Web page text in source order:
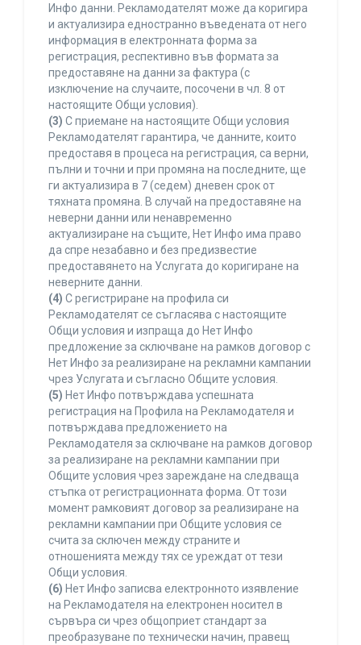
Инфо данни. Рекламодателят може да коригира
и актуализира едностранно въведената от него
информация в електронната форма за
регистрация, респективно във формата за
предоставяне на данни за фактура (с
изключение на случаите, посочени в чл. 8 от
настоящите Общи условия).
(3) С приемане на настоящите Общи условия
Рекламодателят гарантира, че данните, които
предоставя в процеса на регистрация, са верни,
пълни и точни и при промяна на последните, ще
ги актуализира в 7 (седем) дневен срок от
тяхната промяна. В случай на предоставяне на
неверни данни или ненавременно
актуализиране на същите, Нет Инфо има право
да спре незабавно и без предизвестие
предоставянето на Услугата до коригиране на
неверните данни.
(4) С регистриране на профила си
Рекламодателят се съгласява с настоящите
Общи условия и изпраща до Нет Инфо
предложение за сключване на рамков договор с
Нет Инфо за реализиране на рекламни кампании
чрез Услугата и съгласно Общите условия.
(5) Нет Инфо потвърждава успешната
регистрация на Профила на Рекламодателя и
потвърждава предложението на
Рекламодателя за сключване на рамков договор
за реализиране на рекламни кампании при
Общите условия чрез зареждане на следваща
стъпка от регистрационната форма. От този
момент рамковият договор за реализиране на
рекламни кампании при Общите условия се
счита за сключен между страните и
отношенията между тях се уреждат от тези
Общи условия.
(6) Нет Инфо записва електронното изявление
на Рекламодателя на електронен носител в
сървъра си чрез общоприет стандарт за
преобразуване по технически начин, правещ